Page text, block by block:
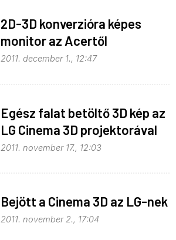
2D-3D konverzióra képes
monitor az Acertől
2011. december 1., 12:47
Egész falat betöltő 3D kép az
LG Cinema 3D projektorával
2011. november 17., 12:03
Bejött a Cinema 3D az LG-nek
2011. november 2., 17:04